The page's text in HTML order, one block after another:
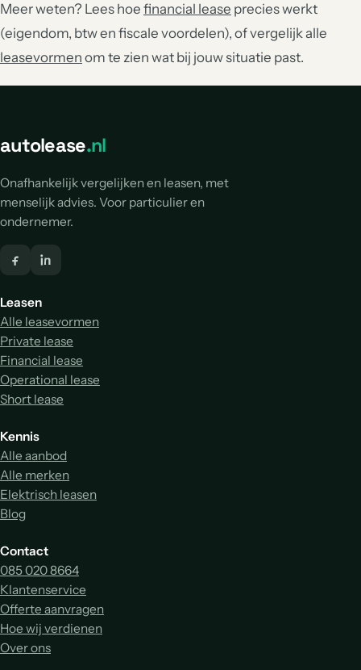
Meer weten? Lees hoe financial lease precies werkt
(eigendom, btw en fiscale voordelen), of vergelijk alle
leasevormen om te zien wat bij jouw situatie past.
autolease.nl
Onafhankelijk vergelijken en leasen, met
menselijk advies. Voor particulier en
ondernemer.
Leasen
Alle leasevormen
Private lease
Financial lease
Operational lease
Short lease
Kennis
Alle aanbod
Alle merken
Elektrisch leasen
Blog
Contact
085 020 8664
Klantenservice
Offerte aanvragen
Hoe wij verdienen
Over ons